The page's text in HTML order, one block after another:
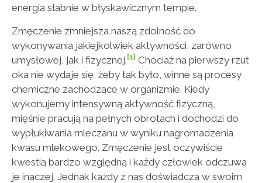
energia słabnie w błyskawicznym tempie.
Zmęczenie zmniejsza naszą zdolność do
wykonywania jakiejkolwiek aktywności, zarówno
umysłowej, jak i fizycznej. [1] Chociaż na pierwszy rzut
oka nie wydaje się, żeby tak było, winne są procesy
chemiczne zachodzące w organizmie. Kiedy
wykonujemy intensywną aktywność fizyczną,
mięśnie pracują na pełnych obrotach i dochodzi do
wypłukiwania mleczanu w wyniku nagromadzenia
kwasu mlekowego. Zmęczenie jest oczywiście
kwestią bardzo względną i każdy człowiek odczuwa
je inaczej. Jednak każdy z nas doświadcza w swoim